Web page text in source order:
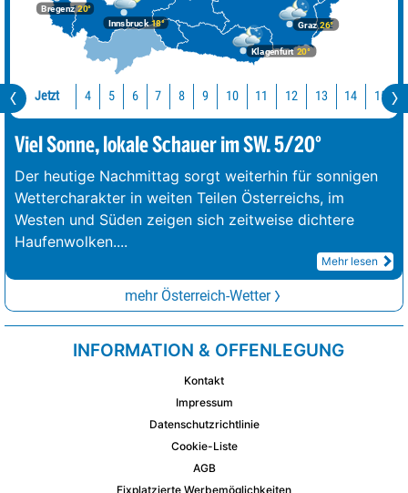
Bregenz20°
Graz26°
Innsbruck18°
Klagenfurt 20°
Jetzt 4 5 6 7 8 9 10 11 12 13 14 15
Viel Sonne, lokale Schauer im SW. 5/20°
Der heutige Nachmittag sorgt weiterhin für sonnigen
Wettercharakter in weiten Teilen Österreichs, im
Westen und Süden zeigen sich zeitweise dichtere
Haufenwolken....
Mehr lesen
mehr Österreich-Wetter
INFORMATION & OFFENLEGUNG
Kontakt
Impressum
Datenschutzrichtlinie
Cookie-Liste
AGB
Fixplatzierte Werbemöglichkeiten